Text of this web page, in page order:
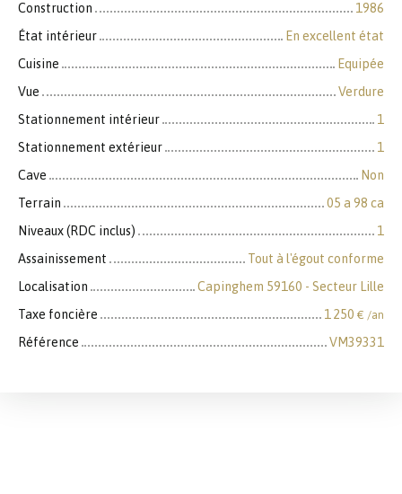
Construction
1986
État intérieur
En excellent état
Cuisine
Equipée
Vue
Verdure
Stationnement intérieur
1
Stationnement extérieur
1
Cave
Non
Terrain
05 a 98 ca
Niveaux (RDC inclus)
1
Assainissement
Tout à l'égout conforme
Localisation
Capinghem 59160 - Secteur Lille
Taxe foncière
1 250 € /an
Référence VM39331